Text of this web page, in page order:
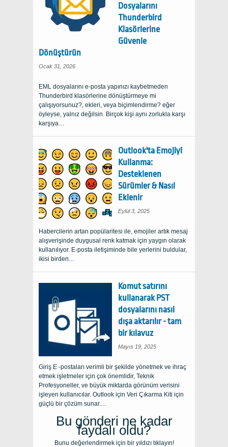
Dosyalarını
Thunderbird
Klasörlerine
Güvenle
Dönüştürün
Ocak 31, 2026
EML dosyalarını e-posta yapınızı kaybetmeden
Thunderbird klasörlerine dönüştürmeye mi
çalışıyorsunuz?, ekleri, veya biçimlendirme? eğer
öyleyse, yalnız değilsin. Birçok kişi aynı zorlukla karşı
karşıya…
Outlook'ta Emojiyi
Kullanma:
Desteklenen
Sürümler & Nasıl
Eklenir
Eylül 3, 2025
Habercilerin artan popülaritesi ile, emojiler artık mesaj
alışverişinde duygusal renk katmak için yaygın olarak
kullanılıyor. E-posta iletişiminde bile yerlerini buldular,
ikisi birden…
Komut satırını
kullanarak PST
dosyalarını nasıl
dışa aktarılır - tam
bir kılavuz
Mayıs 19, 2025
Giriş E -postaları verimli bir şekilde yönetmek ve ihraç
etmek işletmeler için çok önemlidir, Teknik
Profesyoneller, ve büyük miktarda görünüm verisini
işleyen kullanıcılar. Outlook için Veri Çıkarma Kiti için
güçlü bir çözüm sunar.…
Bu gönderi ne kadar
faydalı oldu?
Bunu değerlendirmek için bir yıldızı tıklayın!